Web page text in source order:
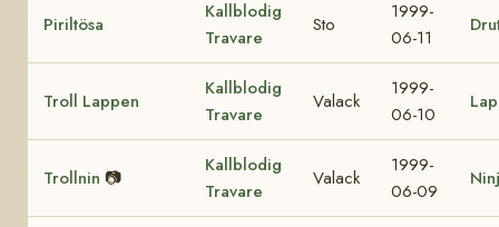
Piriltösa
Kallblodig
Travare
Sto
1999-
06-11
Troll Lappen
Kallblodig
Travare
Valack
1999-
06-10
Trollnin 📷
Kallblodig
Travare
Valack
1999-
06-09